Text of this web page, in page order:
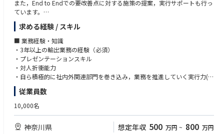
度溶剤など
また，End to Endでの要改善点に対する施策の提案，実行サポートも行っ
ています。
＜部門の構成＞
車両工程管理・計画部は，『E2Eデータアナリティクス』『国内シャシ受
注管理』『架装・改造管理』『生販・計画』『車両出荷管理』『SCM IT プ
ロジェクト』の6チームで構成されています。今回募集する『車両出荷管
理』はマネージャー1名+スタッフ7名の全部で8名の正社員(40～60代)が活
躍しております。
完成車の輸出業務を担っていただきます。
具体的には，車両の生産計画を基に，担当いただく仕向国向けの配船スケ
ジュールを船社に確認し，船毎のETDのタイミングで完成している車両の
最大出荷を目標に船のスペース確保を船社と調整していただきます。
仕向国によっては，営業部門，経理部門などの社内関連部署との確認・調
求める経験 / スキル
■ 業務経験・知識
・3年以上の輸出業務の経験（必須）
・プレゼンテーションスキル
・対人折衝能力
・自ら積極的に社内外関連部門を巻き込み，業務を推進していく実行力(必
須)
<尚可>
験を有していれば，尚望ましい。
従業員数
10,000名
神奈川県 想定年収 500 万円 ~ 800 万円